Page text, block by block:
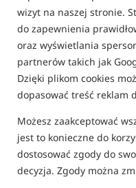
wizyt na naszej stronie.
do zapewnienia
oraz wyświetlania
partnerów takich jak
Dzięki plikom cookies
dopasować treść reklam
Możesz zaakceptować
jest to konieczne do
dostosować zgody do
decyzja. Zgody można
Bestseller! 4,8
Fox Casting Finger Stall